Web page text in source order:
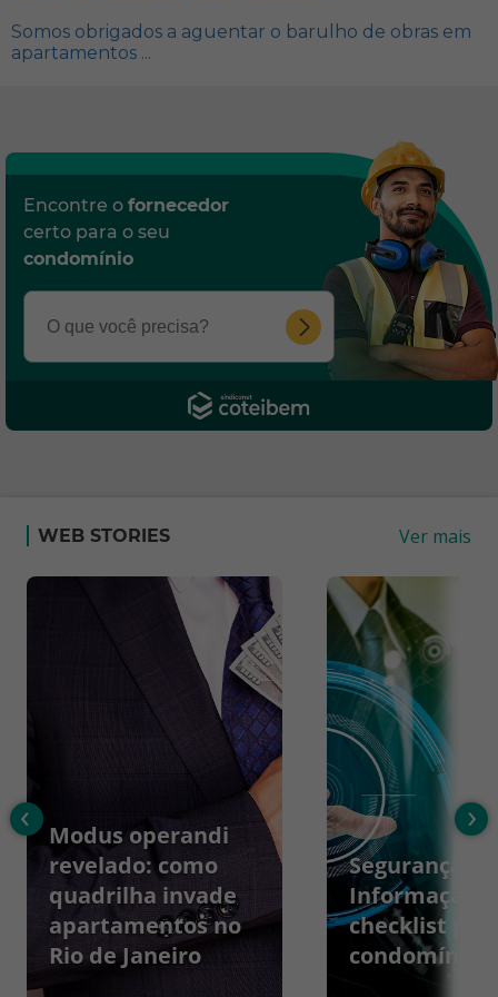
Somos obrigados a aguentar o barulho de obras em
apartamentos ...
Encontre o fornecedor
certo para o seu
condomínio
WEB STORIES Ver mais
Modus operandi
revelado: como
quadrilha invade
apartamentos no
Rio de Janeiro
Segurança da
Informação:
checklist
condomínios
‹ ›